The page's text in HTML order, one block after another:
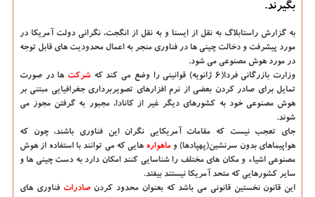
بگیرند.
به گزارش راستابلاگ به نقل از ایسنا و به نقل از انگجت، نگرانی دولت آمریكا در
مورد پیشرفت و دخالت چینی ها در فناوری منجر به اعمال محدودیت های قابل توجه
در مورد هوش مصنوعی می شود.
وزارت بازرگانی فردا(6 ژانویه) قوانینی را وضع می كند كه
شركت ها در صورت
تمایل برای صادر كردن بعضی از نرم افزارهای تصویربرداری جغرافیایی مبتنی بر
هوش مصنوعی خود به كشورهای دیگر غیر از كانادا، مجبور به گرفتن مجوز می
شوند.
جای تعجب نیست كه مقامات آمریكایی نگران این فناوری باشند، چون كه
هواپیماهای بدون سرنشین(پهپادها) وماهواره هایی كه می توانند با استفاده از هوش
مصنوعی اشیاء و مكان های مختلف را شناسایی كنند امكان دارد به دست چینی ها و
سایر كشورهایی كه متحد آمریكا نیستند بیفتد.
این قانون نخستین قانونی می باشد كه بعنوان محدود كردنصادرات فناوری های